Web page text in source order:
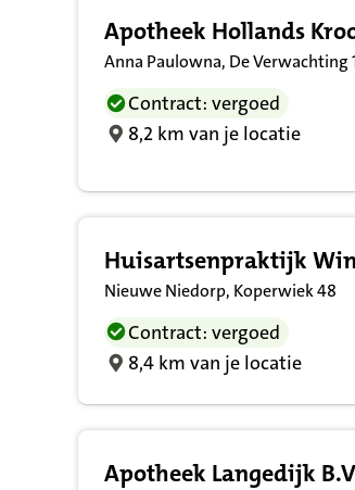
Apotheek Hollands
Anna Paulowna, De Verwachting
Contract: vergoed
8,2 km van je locatie
Huisartsenpraktijk
Nieuwe Niedorp, Koperwiek 48
Contract: vergoed
8,4 km van je locatie
Apotheek Langedijk